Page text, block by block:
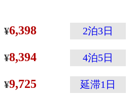
す。あまり動
の防寒には別
ケットやダウ
が向いていま
登山専門メー
こその温かさ
えた高性能ウェ
ウェアの左袖
ップの収納に
6,398 2泊3日
8,394 4泊5日
9,725 延滞1日